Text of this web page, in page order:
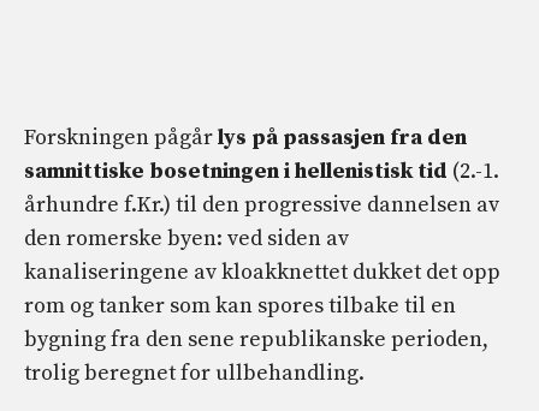
Forskningen pågårlys på passasjen fra den
samnittiske bosetningen i hellenistisk tid (2.-1.
århundre f.Kr.) til den progressive dannelsen av
den romerske byen: ved siden av
kanaliseringene av kloakknettet dukket det opp
rom og tanker som kan spores tilbake til en
bygning fra den sene republikanske perioden,
trolig beregnet for ullbehandling.